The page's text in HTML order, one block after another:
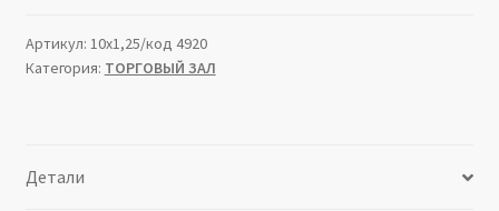
Артикул: 10х1,25/код 4920
Категория: ТОРГОВЫЙ ЗАЛ
Детали